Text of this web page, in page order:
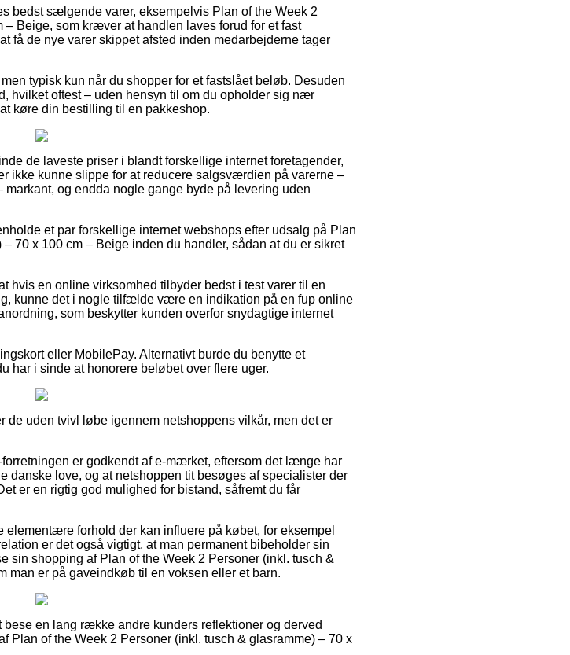
bedst sælgende varer, eksempelvis Plan of the Week 2
Beige, som kræver at handlen laves forud for et fast
få de nye varer skippet afsted inden medarbejderne tager
typisk kun når du shopper for et fastslået beløb. Desuden
hvilket oftest – uden hensyn til om du opholder sig nær
køre din bestilling til en pakkeshop.
de laveste priser i blandt forskellige internet foretagender,
ikke kunne slippe for at reducere salgsværdien på varerne –
og endda nogle gange byde på levering uden
et par forskellige internet webshops efter udsalg på Plan
70 x 100 cm – Beige inden du handler, sådan at du er sikret
en online virksomhed tilbyder bedst i test varer til en
kunne det i nogle tilfælde være en indikation på en fup online
som beskytter kunden overfor snydagtige internet
eller MobilePay. Alternativt burde du benytte et
har i sinde at honorere beløbet over flere uger.
de uden tvivl løbe igennem netshoppens vilkår, men det er
er godkendt af e-mærket, eftersom det længe har
danske love, og at netshoppen tit besøges af specialister der
er en rigtig god mulighed for bistand, såfremt du får
forhold der kan influere på købet, for eksempel
er det også vigtigt, at man permanent bibeholder sin
sin shopping af Plan of the Week 2 Personer (inkl. tusch &
man er på gaveindkøb til en voksen eller et barn.
en lang række andre kunders reflektioner og derved
Plan of the Week 2 Personer (inkl. tusch & glasramme) – 70 x